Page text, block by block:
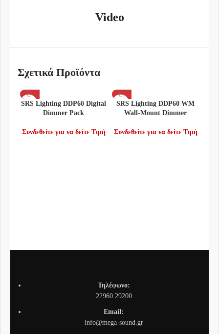
Video
Σχετικά Προϊόντα
SRS Lighting DDP60 Digital
Dimmer Pack
Συνδεθείτε για να δείτε Τιμή
SRS Lighting DDP60 WM
Wall-Mount Dimmer
Συνδεθείτε για να δείτε Τιμή
Τηλέφωνο:
22960 29200
Email:
info@mega-sound.gr